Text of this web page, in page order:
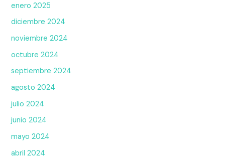
enero 2025
diciembre 2024
noviembre 2024
octubre 2024
septiembre 2024
agosto 2024
julio 2024
junio 2024
mayo 2024
abril 2024